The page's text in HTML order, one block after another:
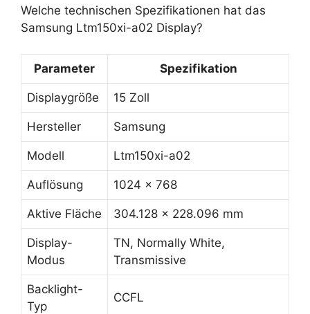
Welche technischen Spezifikationen hat das
Samsung Ltm150xi-a02 Display?
Parameter Spezifikation
Displaygröße 15 Zoll
Hersteller Samsung
Modell Ltm150xi-a02
Auflösung 1024 x 768
Aktive Fläche 304.128 x 228.096 mm
Display-
Modus
TN, Normally White,
Transmissive
Backlight-
Typ
CCFL